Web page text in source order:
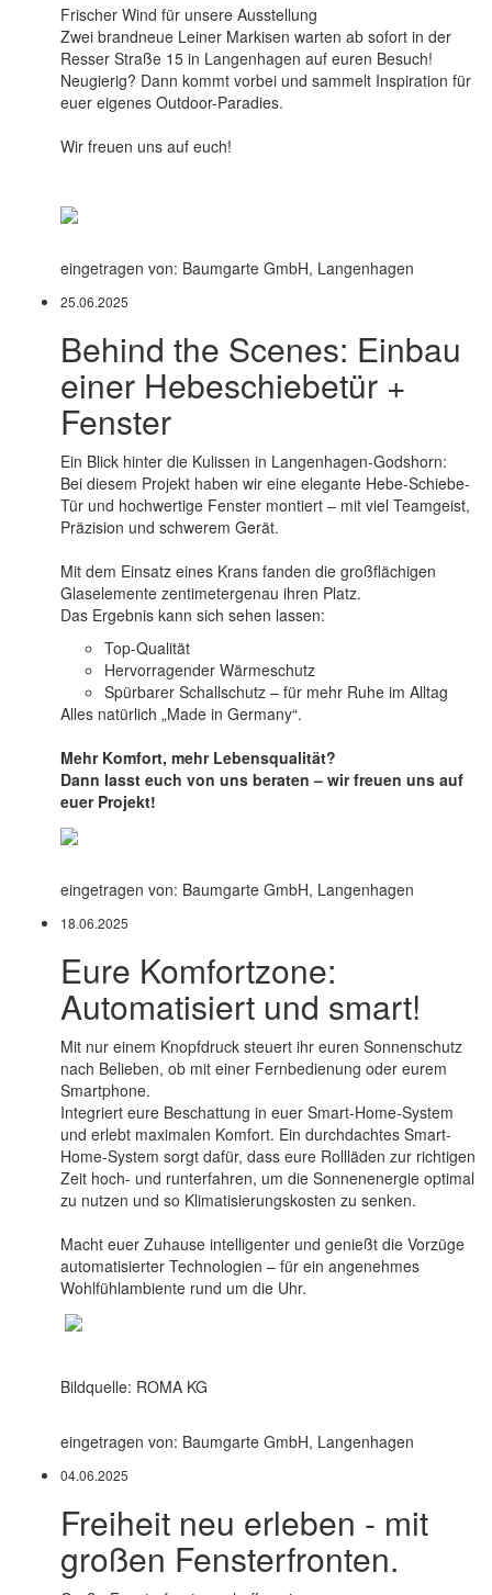
Frischer Wind für unsere Ausstellung
Zwei brandneue Leiner Markisen warten ab sofort in der
Resser Straße 15 in Langenhagen auf euren Besuch!
Neugierig? Dann kommt vorbei und sammelt Inspiration für
euer eigenes Outdoor-Paradies.
Wir freuen uns auf euch!
eingetragen von: Baumgarte GmbH, Langenhagen
25.06.2025
Behind the Scenes: Einbau
einer Hebeschiebetür +
Fenster
Ein Blick hinter die Kulissen in Langenhagen-Godshorn:
Bei diesem Projekt haben wir eine elegante Hebe-Schiebe-
Tür und hochwertige Fenster montiert – mit viel Teamgeist,
Präzision und schwerem Gerät.
Mit dem Einsatz eines Krans fanden die großflächigen
Glaselemente zentimetergenau ihren Platz.
Das Ergebnis kann sich sehen lassen:
Top-Qualität
Hervorragender Wärmeschutz
Spürbarer Schallschutz – für mehr Ruhe im Alltag
Alles natürlich „Made in Germany“.
Mehr Komfort, mehr Lebensqualität?
Dann lasst euch von uns beraten – wir freuen uns auf
euer Projekt!
eingetragen von: Baumgarte GmbH, Langenhagen
18.06.2025
Eure Komfortzone:
Automatisiert und smart!
Mit nur einem Knopfdruck steuert ihr euren Sonnenschutz
nach Belieben, ob mit einer Fernbedienung oder eurem
Smartphone.
Integriert eure Beschattung in euer Smart-Home-System
und erlebt maximalen Komfort. Ein durchdachtes Smart-
Home-System sorgt dafür, dass eure Rollläden zur richtigen
Zeit hoch- und runterfahren, um die Sonnenenergie optimal
zu nutzen und so Klimatisierungskosten zu senken.
Macht euer Zuhause intelligenter und genießt die Vorzüge
automatisierter Technologien – für ein angenehmes
Wohlfühlambiente rund um die Uhr.
Bildquelle: ROMA KG
eingetragen von: Baumgarte GmbH, Langenhagen
04.06.2025
Freiheit neu erleben - mit
großen Fensterfronten.